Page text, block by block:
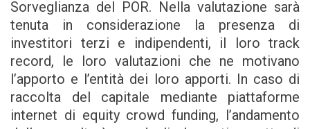
Sorveglianza del POR. Nella valutazione sarà
tenuta in considerazione la presenza di
investitori terzi e indipendenti, il loro track
record, le loro valutazioni che ne motivano
l’apporto e l’entità dei loro apporti. In caso di
raccolta del capitale mediante piattaforme
internet di equity crowd funding, l’andamento